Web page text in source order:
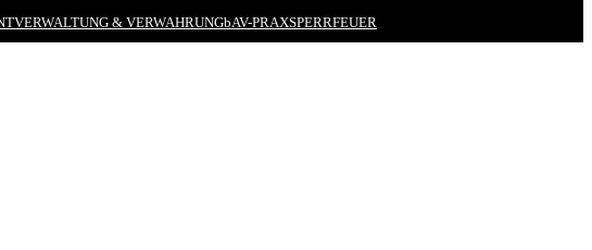
VERWALTUNG & VERWAHRUNGbAV-PRAXSPERRFEUER